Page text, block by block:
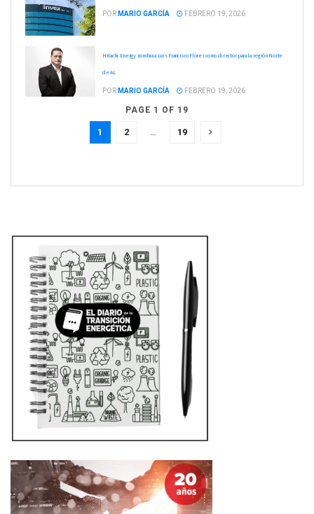
POR MARIO GARCÍA FEBRERO 19, 2026
Hitachi Energy nombra a Luis Francisco Flores como director para la región Norte
de AL
POR MARIO GARCÍA FEBRERO 19, 2026
PAGE 1 OF 19
1 2 … 19